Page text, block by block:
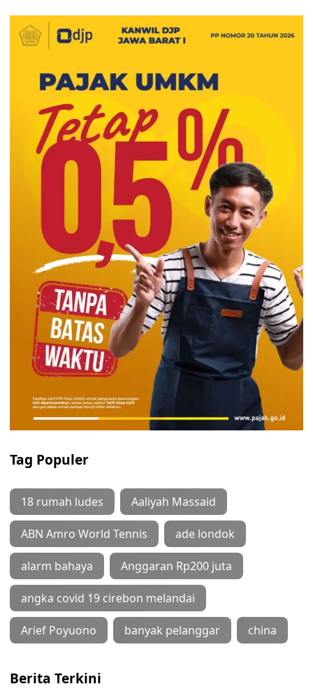
Tag Populer
18 rumah ludes Aaliyah Massaid
ABN Amro World Tennis ade londok
alarm bahaya Anggaran Rp200 juta
angka covid 19 cirebon melandai
Arief Poyuono banyak pelanggar china
Berita Terkini